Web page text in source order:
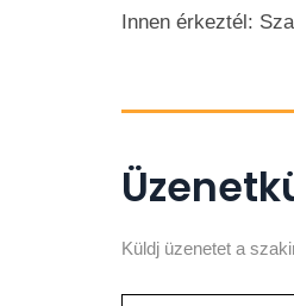
Innen érkeztél:
Küldj üzenetet a